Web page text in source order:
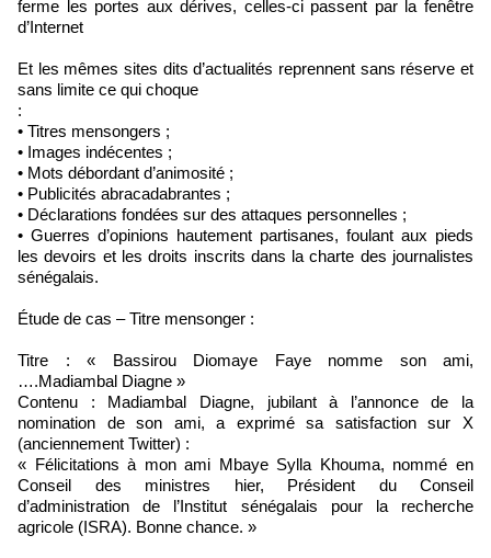
ferme les portes aux dérives, celles-ci passent par la fenêtre
d’Internet
Et les mêmes sites dits d’actualités reprennent sans réserve et
sans limite ce qui choque
:
• Titres mensongers ;
• Images indécentes ;
• Mots débordant d’animosité ;
• Publicités abracadabrantes ;
• Déclarations fondées sur des attaques personnelles ;
• Guerres d’opinions hautement partisanes, foulant aux pieds
les devoirs et les droits inscrits dans la charte des journalistes
sénégalais.
Étude de cas – Titre mensonger :
Titre : « Bassirou Diomaye Faye nomme son ami,
….Madiambal Diagne »
Contenu : Madiambal Diagne, jubilant à l’annonce de la
nomination de son ami, a exprimé sa satisfaction sur X
(anciennement Twitter) :
« Félicitations à mon ami Mbaye Sylla Khouma, nommé en
Conseil des ministres hier, Président du Conseil
d’administration de l’Institut sénégalais pour la recherche
agricole (ISRA). Bonne chance. »